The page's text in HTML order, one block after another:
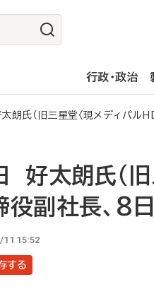
行政・政治
朗氏（旧三星堂〈現メディパル
好太朗氏（旧
役副社長、8日
11 15:52
する